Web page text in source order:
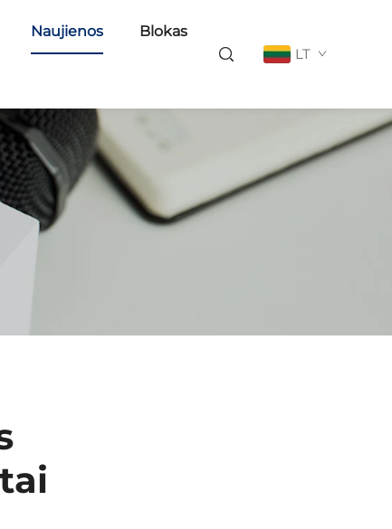
Naujienos Blokas
LT